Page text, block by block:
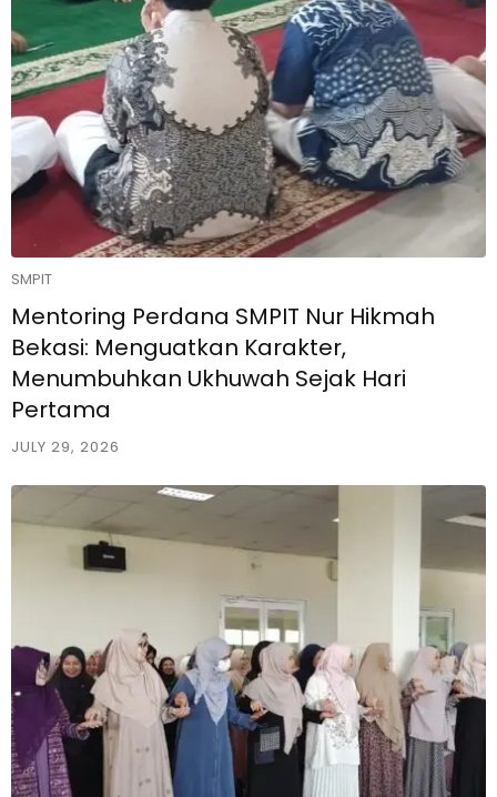
SMPIT
Mentoring Perdana SMPIT Nur Hikmah
Bekasi: Menguatkan Karakter,
Menumbuhkan Ukhuwah Sejak Hari
Pertama
JULY 29, 2026